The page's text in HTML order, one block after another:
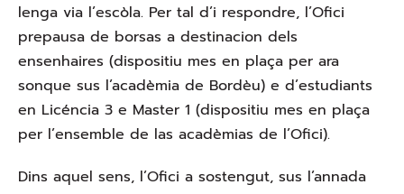
lenga via l’escòla. Per tal d’i respondre, l’Ofici
prepausa de borsas a destinacion dels
ensenhaires (dispositiu mes en plaça per ara
sonque sus l’acadèmia de Bordèu) e d’estudiants
en Licéncia 3 e Master 1 (dispositiu mes en plaça
per l’ensemble de las acadèmias de l’Ofici).
Dins aquel sens, l’Ofici a sostengut, sus l’annada